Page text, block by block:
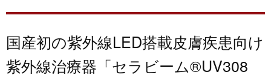
国産初の紫外線LED搭載⽪膚疾患向け
紫外線治療器「セラビーム®UV308